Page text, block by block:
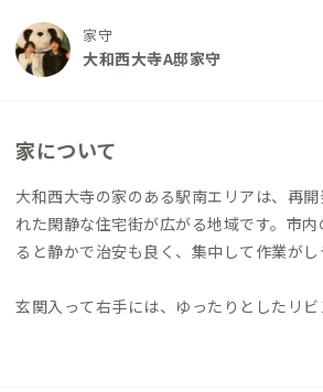
家守
大和西大寺A邸家守
家について
大和西大寺の家のある駅南エリアは、再
れた閑静な住宅街が広がる地域です。市
ると静かで治安も良く、集中して作業がし
玄関入って右手には、ゆったりとしたリ
にモケットの椅子とガラス玉のような3灯